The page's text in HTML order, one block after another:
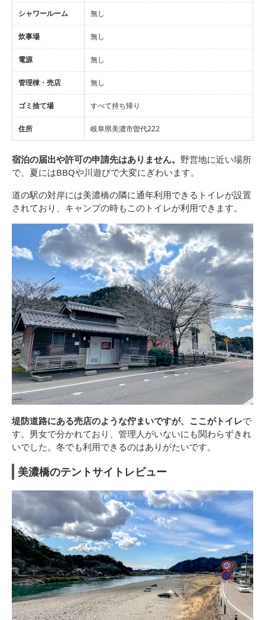
シャワールーム 無し
炊事場 無し
電源 無し
管理棟・売店 無し
ゴミ捨て場 すべて持ち帰り
住所 岐阜県美濃市曽代222
宿泊の届出や許可の申請先はありません。 野営地に近い場所
で、夏にはBBQや川遊びで大変にぎわいます。
道の駅の対岸には美濃橋の隣に通年利用できるトイレが設置
されており、キャンプの時もこのトイレが利用できます。
堤防道路にある売店のような佇まいですが、ここがトイレで
す。男女で分かれており、管理人がいないにも関わらずきれ
いでした。冬でも利用できるのはありがたいです。
美濃橋のテントサイトレビュー